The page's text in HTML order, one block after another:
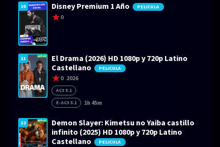
10 Disney Premium 1 Año PELICULA
0
11
El Drama (2026) HD 1080p y 720p Latino
Castellano
PELICULA
0 2026
AC3 5.1
E-AC3 5.1
1h 45m
12
Demon Slayer: Kimetsu no Yaiba castillo
infinito (2025) HD 1080p y 720p Latino
Castellano
PELICULA